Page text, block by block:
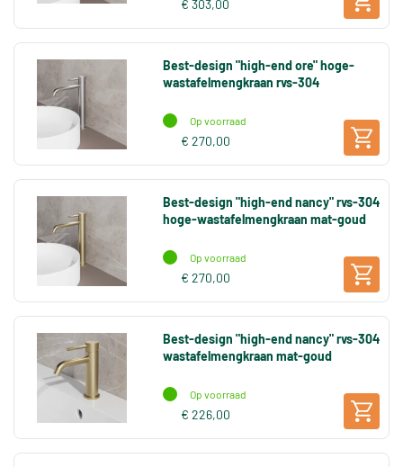
€ 303,00
Best-design "high-end ore" hoge-
wastafelmengkraan rvs-304
Op voorraad
€ 270,00
Best-design "high-end nancy" rvs-304
hoge-wastafelmengkraan mat-goud
Op voorraad
€ 270,00
Best-design "high-end nancy" rvs-304
wastafelmengkraan mat-goud
Op voorraad
€ 226,00